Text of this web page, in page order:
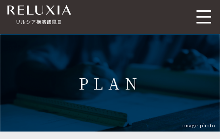
トップ ロケーション
デザイン
image photo
PLAN